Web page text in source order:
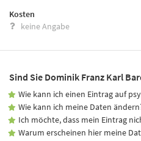
Kosten
keine Angabe
Sind Sie Dominik Franz Karl
Wie kann ich einen Eintrag auf
Wie kann ich meine Daten
Ich möchte, dass mein Eintrag
Warum erscheinen hier meine